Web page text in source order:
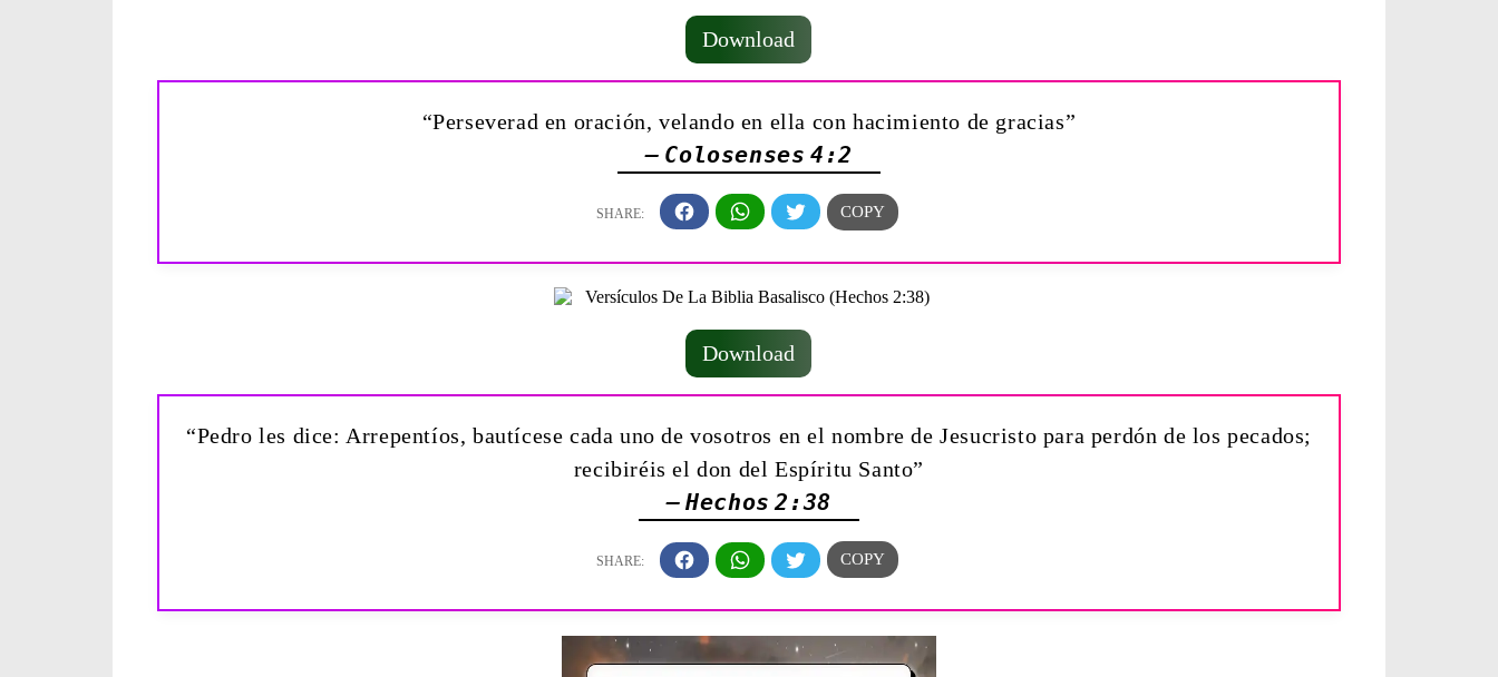
Download
“Perseverad en oración, velando en ella con hacimiento de gracias”
— Colosenses 4:2
Download
“Pedro les dice: Arrepentíos, bautícese cada uno de vosotros en el nombre de Jesucristo para perdón de los pecados;
recibiréis el don del Espíritu Santo”
— Hechos 2:38